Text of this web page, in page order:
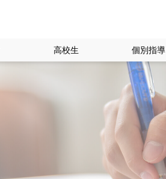
高校生 個別指導